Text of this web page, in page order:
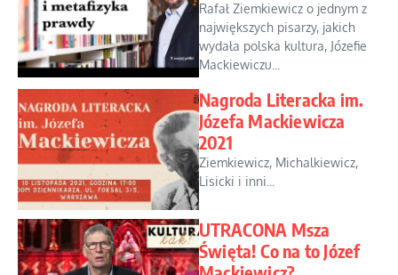
Rafał Ziemkiewicz o jednym z
największych pisarzy, jakich
wydała polska kultura, Józefie
Mackiewiczu...
Nagroda Literacka im.
Józefa Mackiewicza
2021
Ziemkiewicz, Michalkiewicz,
Lisicki i inni...
UTRACONA Msza
Święta! Co na to Józef